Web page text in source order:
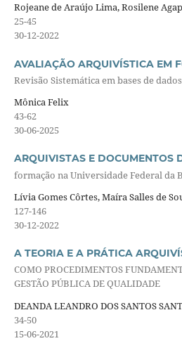
Rojeane de Araújo Lima, Rosilene
25-45
30-12-2022
AVALIAÇÃO ARQUIVÍSTICA EM
Revisão Sistemática em bases de
Mônica Felix
43-62
30-06-2025
ARQUIVISTAS E DOCUMENTOS
formação na Universidade Federal da
Lívia Gomes Côrtes, Maíra Salles de
127-146
30-12-2022
A TEORIA E A PRÁTICA
COMO PROCEDIMENTOS
GESTÃO PÚBLICA DE QUALIDADE
DEANDA LEANDRO DOS SANTOS
34-50
15-06-2021